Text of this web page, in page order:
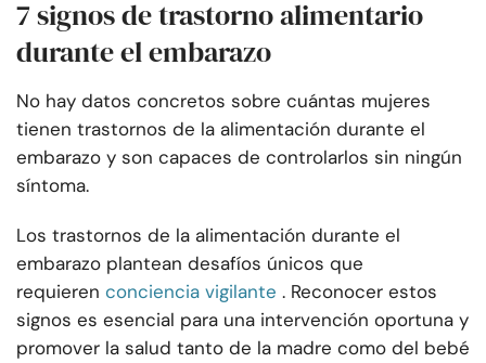
7 signos de trastorno alimentario
durante el embarazo
No hay datos concretos sobre cuántas mujeres
tienen trastornos de la alimentación durante el
embarazo y son capaces de controlarlos sin ningún
síntoma.
Los trastornos de la alimentación durante el
embarazo plantean desafíos únicos que
requieren conciencia vigilante . Reconocer estos
signos es esencial para una intervención oportuna y
promover la salud tanto de la madre como del bebé